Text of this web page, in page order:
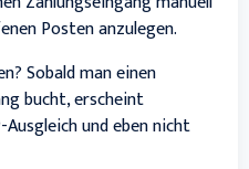
Posten anzulegen.
Sobald man einen
bucht, erscheint
und eben nicht